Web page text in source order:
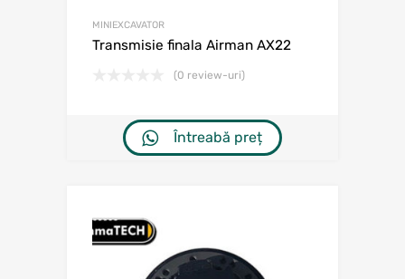
MINIEXCAVATOR
Transmisie finala Airman AX22
(0 review-uri)
Întreabă preț